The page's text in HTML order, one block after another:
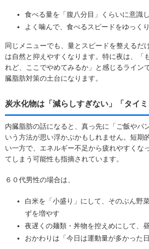
食べる量を「腹八分目」くらいに意識
よく噛んで、食べるスピードをゆっく
同じメニューでも、量とスピードを整えるだ
は自然と抑えやすくなります。特に夜は、「
れど、ここでやめてみるか」と感じるライン
臓脂肪対策の土台になります。
炭水化物は「減らしすぎない」「タイミ
内臓脂肪の話になると、真っ先に「ご飯やパ
いう方法が思い浮かぶかもしれません。短期
い一方で、エネルギー不足から疲れやすくな
てしまう可能性も指摘されています。
６０代男性の場合は、
白米を「小盛り」にして、そのぶん野
ずを増やす
夜遅くの麺類・丼物を控えめにして、
おかわりは「今日は運動量が多かった